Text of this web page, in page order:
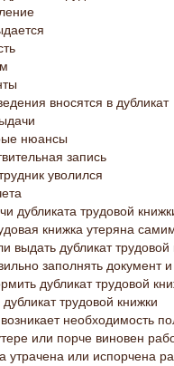
вносятся в дубликат
нюансы
запись
уволился
дубликата трудовой
книжка утеряна
выдать дубликат
заполнять документ
дубликат трудовой
трудовой книжки
необходимость
или порче виновен
утрачена или испорчена